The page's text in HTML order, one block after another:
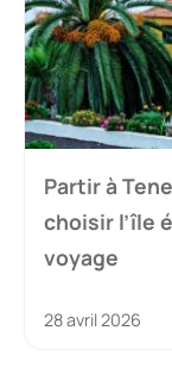
Partir à
choisir l’île
voyage
28 avril 2026